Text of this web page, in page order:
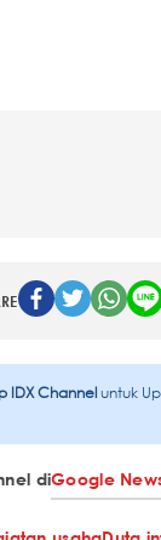
IDX Channeluntuk
diGoogle